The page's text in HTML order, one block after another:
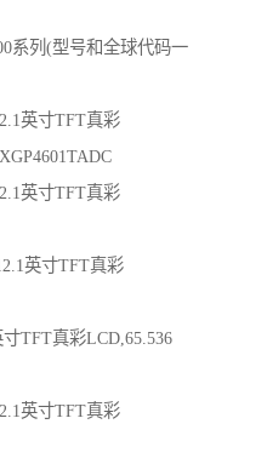
系列(型号和全球代码一
英寸TFT真彩
英寸TFT真彩
英寸TFT真彩
寸TFT真彩LCD,65.536
英寸TFT真彩